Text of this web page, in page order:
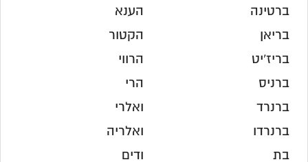
ברטינה
בריאן
בריז'יט
ברניס
ברנרד
ברנרדו
בת
הענא
הקטור
הרווי
הרי
ואלרי
ואלריה
ודים